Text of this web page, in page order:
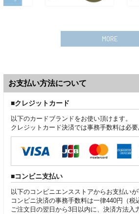
MORE
お支払い方法について
クレジットカード
以下のカードブランドをお使い頂けます。
クレジットカード決済では事務手数料は必要
コンビニ支払い
以下のコンビニエンスストアからお支払いが
コンビニ決済の事務手数料は一律440円（税
ご注文日の翌日から3日以内に、決済方法入